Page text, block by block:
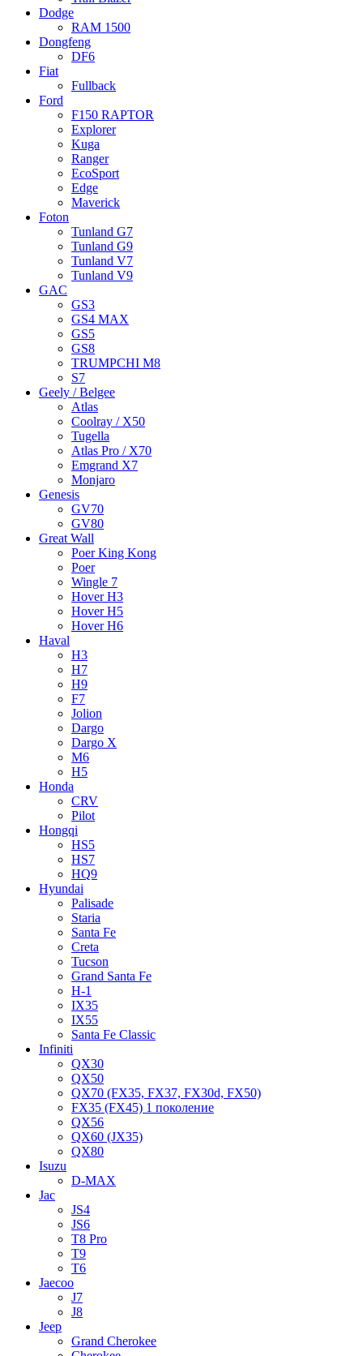
Dodge
RAM 1500
Dongfeng
DF6
Fiat
Fullback
Ford
F150 RAPTOR
Explorer
Kuga
Ranger
EcoSport
Edge
Maverick
Foton
Tunland G7
Tunland G9
Tunland V7
Tunland V9
GAC
GS3
GS4 MAX
GS5
GS8
TRUMPCHI M8
S7
Geely / Belgee
Atlas
Coolray / X50
Tugella
Atlas Pro / X70
Emgrand X7
Monjaro
Genesis
GV70
GV80
Great Wall
Poer King Kong
Poer
Wingle 7
Hover H3
Hover H5
Hover H6
Haval
H3
H7
H9
F7
Jolion
Dargo
Dargo X
M6
H5
Honda
CRV
Pilot
Hongqi
HS5
HS7
HQ9
Hyundai
Palisade
Staria
Santa Fe
Creta
Tucson
Grand Santa Fe
H-1
IX35
IX55
Santa Fe Classic
Infiniti
QX30
QX50
QX70 (FX35, FX37, FX30d, FX50)
FX35 (FX45) 1 поколение
QX56
QX60 (JX35)
QX80
Isuzu
D-MAX
Jac
JS4
JS6
T8 Pro
T9
T6
Jaecoo
J7
J8
Jeep
Grand Cherokee